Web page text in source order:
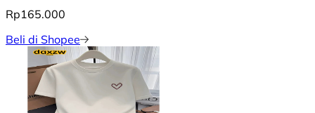
Rp165.000
Beli di Shopee